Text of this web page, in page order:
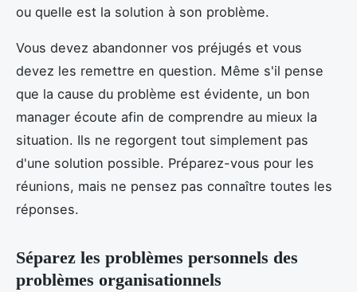
ou quelle est la solution à son problème.
Vous devez abandonner vos préjugés et vous
devez les remettre en question. Même s'il pense
que la cause du problème est évidente, un bon
manager écoute afin de comprendre au mieux la
situation. Ils ne regorgent tout simplement pas
d'une solution possible. Préparez-vous pour les
réunions, mais ne pensez pas connaître toutes les
réponses.
Séparez les problèmes personnels des
problèmes organisationnels